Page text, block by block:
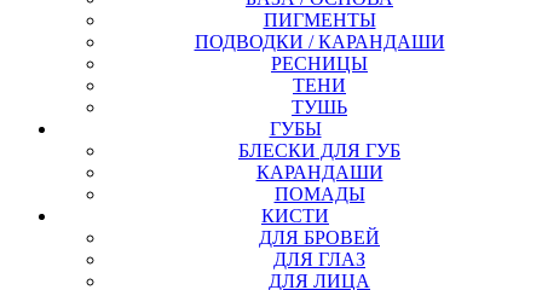
ПИГМЕНТЫ
ПОДВОДКИ / КАРАНДАШИ
РЕСНИЦЫ
ТЕНИ
ТУШЬ
ГУБЫ
БЛЕСКИ ДЛЯ ГУБ
КАРАНДАШИ
ПОМАДЫ
КИСТИ
ДЛЯ БРОВЕЙ
ДЛЯ ГЛАЗ
ДЛЯ ЛИЦА